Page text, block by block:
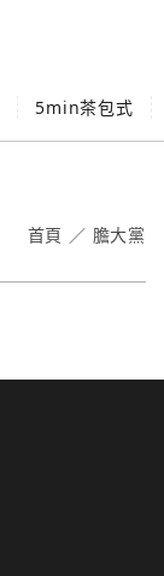
5min茶包式
首頁 ／ 膽大黨